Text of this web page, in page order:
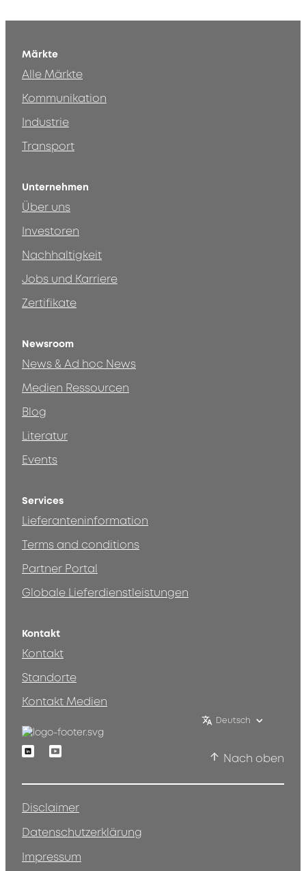
Märkte
Alle Märkte
Kommunikation
Industrie
Transport
Unternehmen
Über uns
Investoren
Nachhaltigkeit
Jobs und Karriere
Zertifikate
Newsroom
News & Ad hoc News
Medien Ressourcen
Blog
Literatur
Events
Services
Lieferanteninformation
Terms and conditions
Partner Portal
Globale Lieferdienstleistungen
Kontakt
Kontakt
Standorte
Kontakt Medien
Deutsch
LinkedinYoutube
Nach oben
Disclaimer
Datenschutzerklärung
Impressum